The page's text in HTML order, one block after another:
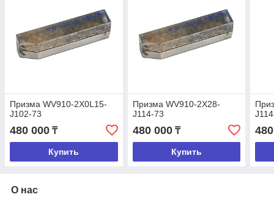
Призма WV910-2X0L15-
J102-73
480 000 ₸
Купить
Призма WV910-2X28-
J114-73
480 000₸
Купить
О нас